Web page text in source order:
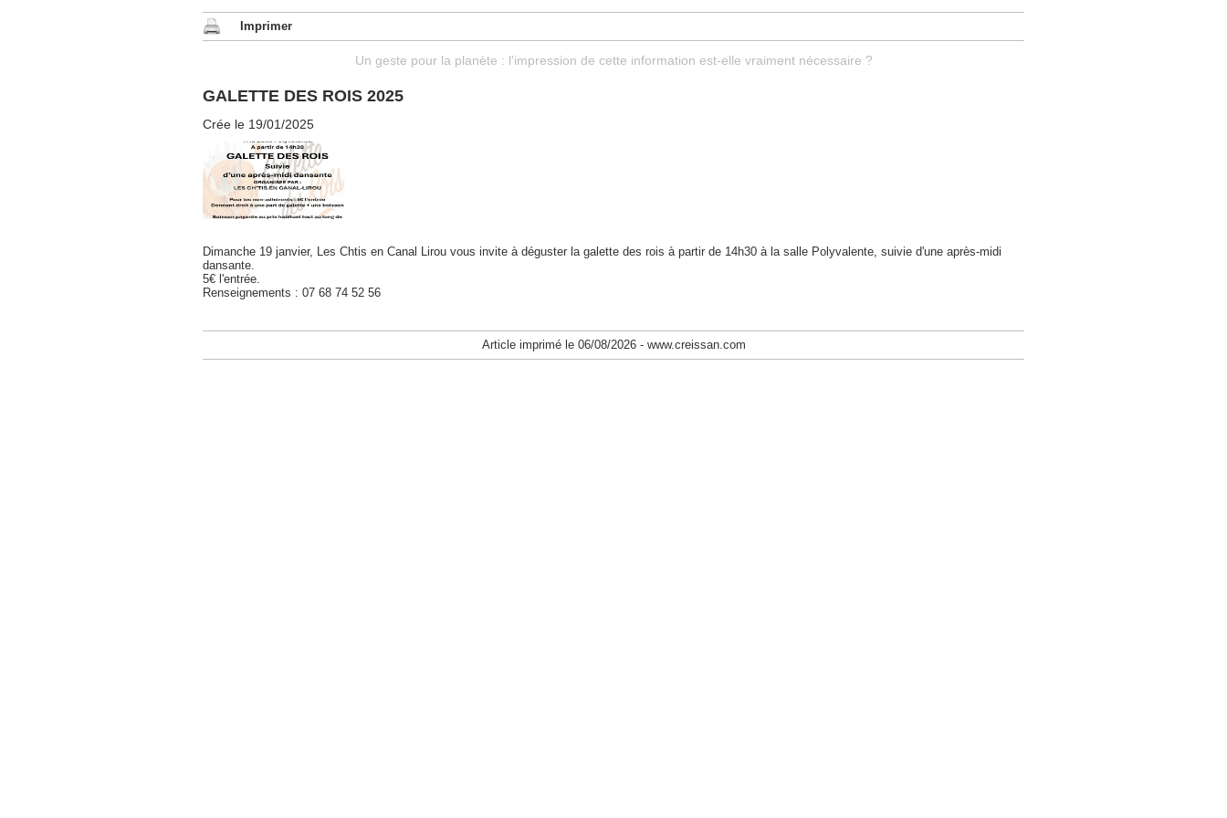
Imprimer
Un geste pour la planète : l'impression de cette information est-elle vraiment nécessaire ?
GALETTE DES ROIS 2025
Crée le 19/01/2025
Dimanche 19 janvier, Les Chtis en Canal Lirou vous invite à déguster la galette des rois à partir de 14h30 à la salle Polyvalente, suivie d'une après-midi
dansante.
5€ l'entrée.
Renseignements : 07 68 74 52 56
Article imprimé le 06/08/2026 - www.creissan.com